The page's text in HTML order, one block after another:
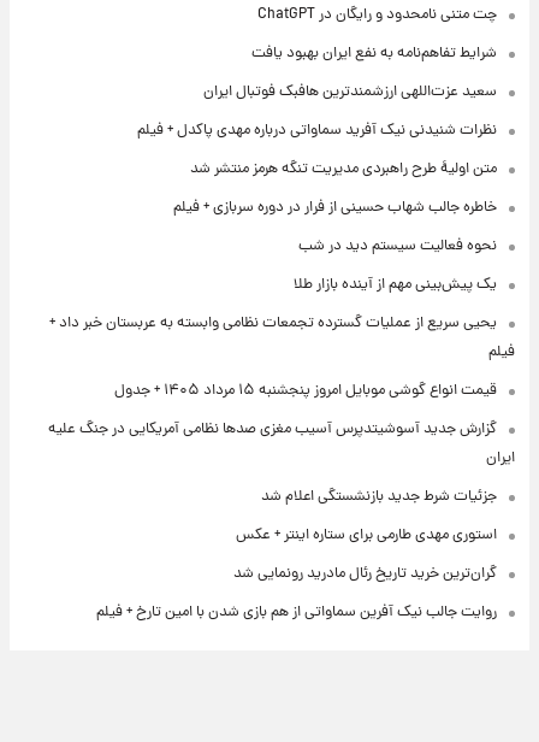
چت متنی نامحدود و رایگان در ChatGPT
شرایط تفاهم‌نامه به نفع ایران بهبود یافت
سعید عزت‌اللهی ارزشمندترین هافبک فوتبال ایران
نظرات شنیدنی نیک آفرید سماواتی درباره مهدی پاکدل + فیلم
متن اولیۀ طرح راهبردی مدیریت تنگه هرمز منتشر شد
خاطره جالب شهاب حسینی از فرار در دوره سربازی + فیلم
نحوه فعالیت سیستم دید در شب
یک پیش‌بینی مهم از آینده بازار طلا
یحیی سریع از عملیات گسترده تجمعات نظامی وابسته به عربستان خبر داد +
فیلم
قیمت انواع گوشی موبایل امروز پنجشنبه ۱۵ مرداد ۱۴۰۵ + جدول
گزارش جدید آسوشیتدپرس آسیب مغزی صدها نظامی آمریکایی در جنگ علیه
ایران
جزئیات شرط جدید بازنشستگی اعلام شد
استوری مهدی طارمی برای ستاره اینتر + عکس
گران‌ترین خرید تاریخ رئال مادرید رونمایی شد
روایت جالب نیک آفرین سماواتی از هم بازی شدن با امین تارخ + فیلم